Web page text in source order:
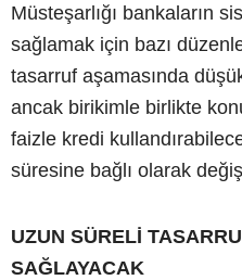
Müsteşarlığı bankaların
sağlamak için bazı
tasarruf aşamasında
ancak birikimle birlikte
faizle kredi
süresine bağlı olarak
UZUN SÜRELİ
SAĞLAYACAK